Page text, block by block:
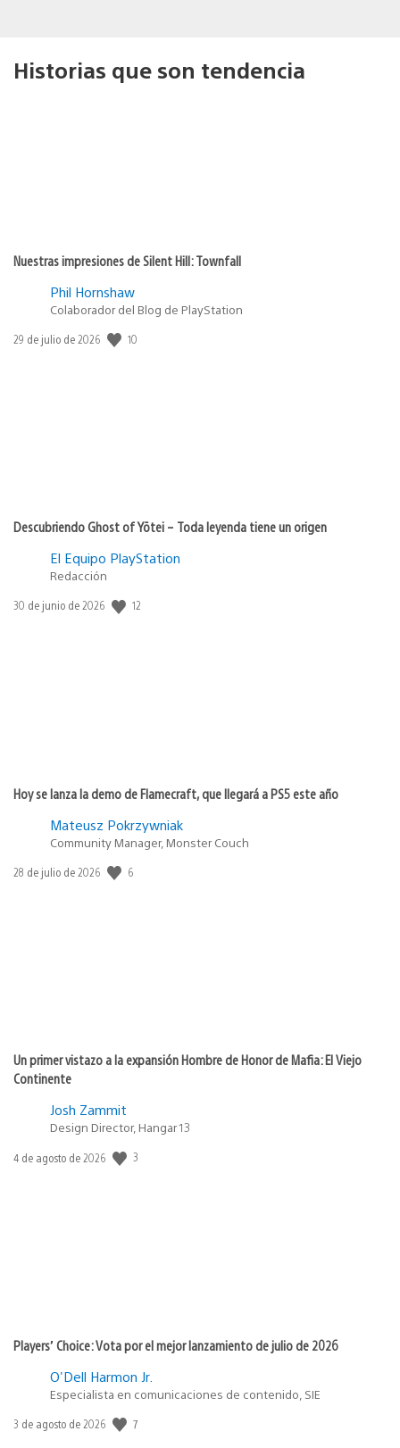
Historias que son tendencia
Nuestras impresiones de Silent Hill: Townfall
Phil Hornshaw
Colaborador del Blog de PlayStation
Fecha
29 de julio de 2026 10
Descubriendo Ghost of Yōtei – Toda leyenda tiene un origen
El Equipo PlayStation
Redacción
Fecha
30 de junio de 2026 12
Hoy se lanza la demo de Flamecraft, que llegará a PS5 este año
Mateusz Pokrzywniak
Community Manager, Monster Couch
Fecha
28 de julio de 2026 6
Un primer vistazo a la expansión Hombre de Honor de Mafia: El Viejo
Continente
Josh Zammit
Design Director, Hangar 13
Fecha
4 de agosto de 2026 3
Players’ Choice: Vota por el mejor lanzamiento de julio de 2026
O'Dell Harmon Jr.
Especialista en comunicaciones de contenido, SIE
Fecha
3 de agosto de 2026 7